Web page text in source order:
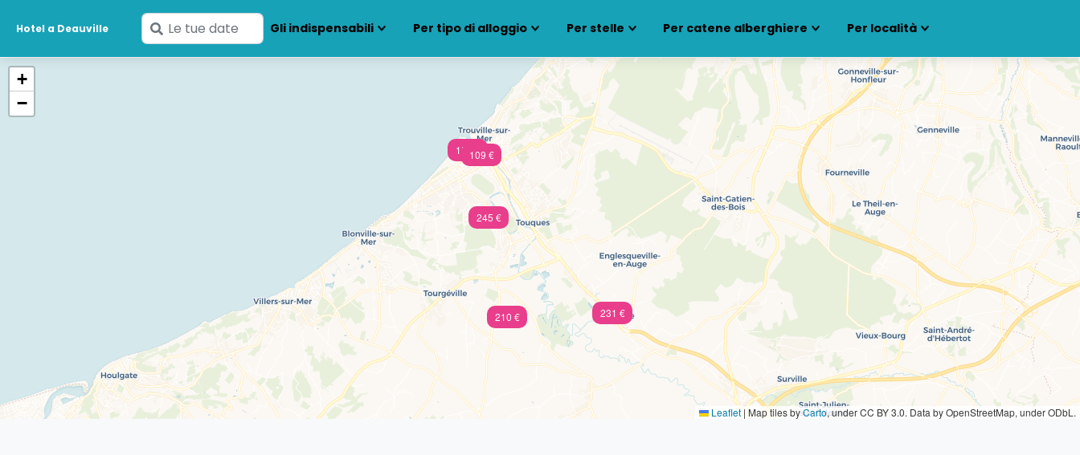
Hotel a Deauville
Inserisci
le
Gli indispensabili Per tipo di alloggio Per stelle Per catene alberghiere Per località
245 €
109 €
210 € 231 €
156 €
+
−
Leaflet | Map tiles byCarto, under CC BY 3.0. Data by OpenStreetMap, under ODbL.